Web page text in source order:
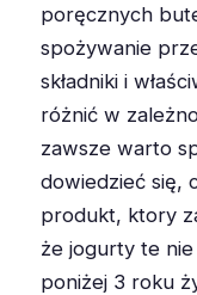
poręcznych
spożywanie
składniki i
różnić w
zawsze warto
dowiedzieć się,
produkt, ktory
że jogurty te
poniżej 3 roku